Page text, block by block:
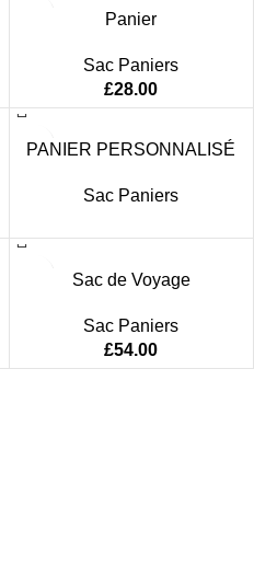
Panier
Sac Paniers
£28.00
PANIER PERSONNALISÉ
Sac Paniers
Sac de Voyage
Sac Paniers
£54.00